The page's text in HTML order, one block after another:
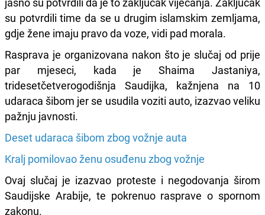
su potvrdili time da se u drugim islamskim zemljama,
gdje žene imaju pravo da voze, vidi pad morala.
Rasprava je organizovana nakon što je slučaj od prije
par mjeseci, kada je Shaima Jastaniya,
tridesetčetverogodišnja Saudijka, kažnjena na 10
udaraca šibom jer se usudila voziti auto, izazvao veliku
pažnju javnosti.
Deset udaraca šibom zbog vožnje auta
Kralj pomilovao ženu osuđenu zbog vožnje
Ovaj slučaj je izazvao proteste i negodovanja širom
Saudijske Arabije, te pokrenuo rasprave o spornom
zakonu.